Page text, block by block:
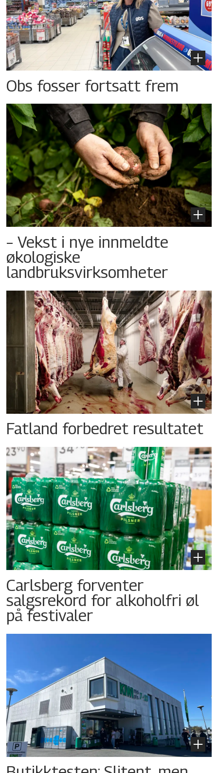
Obs fosser fortsatt frem
– Vekst i nye innmeldte
økologiske
landbruksvirksomheter
Fatland forbedret resultatet
Carlsberg forventer
salgsrekord for alkoholfri øl
på festivaler